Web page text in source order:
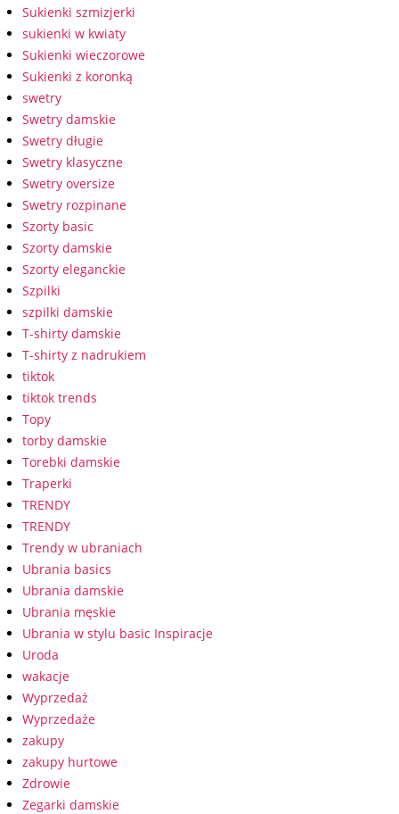
Sukienki szmizjerki
sukienki w kwiaty
Sukienki wieczorowe
Sukienki z koronką
swetry
Swetry damskie
Swetry długie
Swetry klasyczne
Swetry oversize
Swetry rozpinane
Szorty basic
Szorty damskie
Szorty eleganckie
Szpilki
szpilki damskie
T-shirty damskie
T-shirty z nadrukiem
tiktok
tiktok trends
Topy
torby damskie
Torebki damskie
Traperki
TRENDY
TRENDY
Trendy w ubraniach
Ubrania basics
Ubrania damskie
Ubrania męskie
Ubrania w stylu basic Inspiracje
Uroda
wakacje
Wyprzedaż
Wyprzedaże
zakupy
zakupy hurtowe
Zdrowie
Zegarki damskie